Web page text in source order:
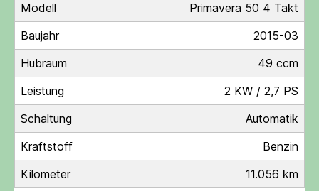
Modell
Primavera 50 4 Takt
Baujahr
2015-03
Hubraum
49 ccm
Leistung
2 KW / 2,7 PS
Schaltung
Automatik
Kraftstoff
Benzin
Kilometer
11.056 km